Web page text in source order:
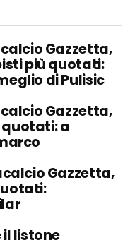
Gazzetta,
più quotati:
di Pulisic
Gazzetta,
quotati: a
Gazzetta,
il listone